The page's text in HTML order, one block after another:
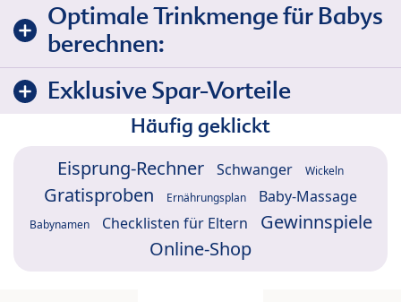
Optimale Trinkmenge für Babys
berechnen:
Exklusive Spar-Vorteile
Häufig geklickt
Eisprung-Rechner Schwanger Wickeln
Gratisproben Ernährungsplan Baby-Massage
Babynamen Checklisten für Eltern
Gewinnspiele
Online-Shop